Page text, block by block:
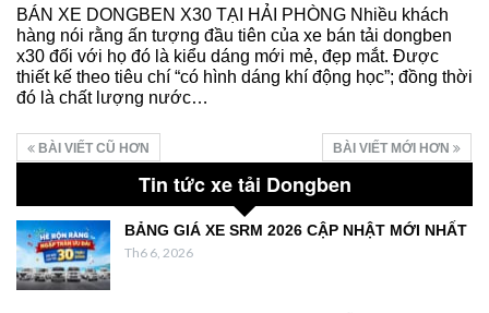
BÁN XE DONGBEN X30 TẠI HẢI PHÒNG Nhiều khách
hàng nói rằng ấn tượng đầu tiên của xe bán tải dongben
x30 đối với họ đó là kiểu dáng mới mẻ, đẹp mắt. Được
thiết kế theo tiêu chí “có hình dáng khí động học”; đồng thời
đó là chất lượng nước…
BÀI VIẾT CŨ HƠN BÀI VIẾT MỚI HƠN
Tin tức xe tải Dongben
BẢNG GIÁ XE SRM 2026 CẬP NHẬT MỚI NHẤT
Th6 6, 2026